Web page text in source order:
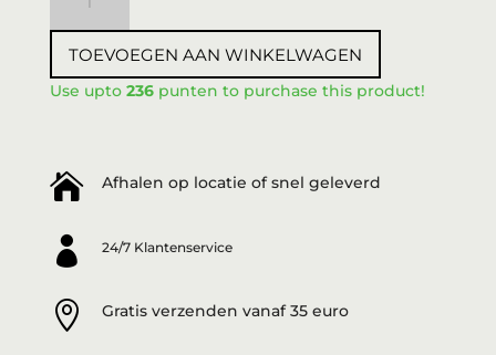
Verfkwast
aantal
TOEVOEGEN AAN WINKELWAGEN
Use upto 236punten to purchase this product!
 Afhalen op locatie of snel geleverd
 24/7 Klantenservice
 Gratis verzenden vanaf 35 euro